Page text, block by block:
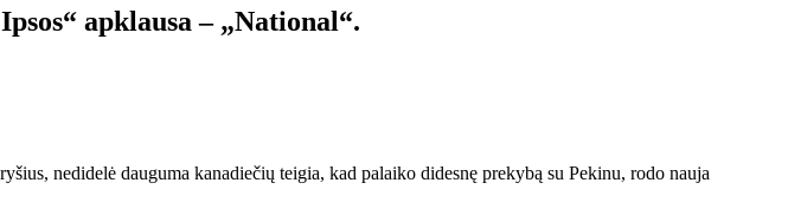
apklausa – „National“.
nedidelė dauguma kanadiečių teigia, kad palaiko didesnę prekybą su Pekinu, rodo nauja